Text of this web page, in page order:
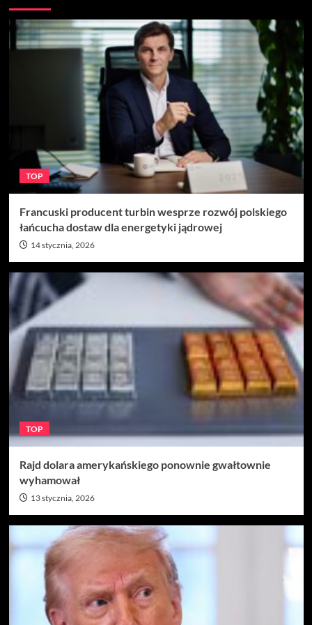
TOP
Francuski producent turbin wesprze rozwój polskiego
łańcucha dostaw dla energetyki jądrowej
14 stycznia, 2026
TOP
Rajd dolara amerykańskiego ponownie gwałtownie
wyhamował
13 stycznia, 2026